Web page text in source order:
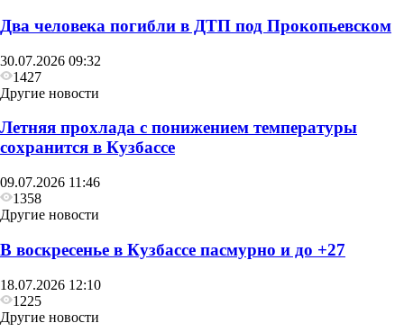
Два человека погибли в ДТП под Прокопьевском
30.07.2026 09:32
1427
Другие новости
Летняя прохлада с понижением температуры
сохранится в Кузбассе
09.07.2026 11:46
1358
Другие новости
В воскресенье в Кузбассе пасмурно и до +27
18.07.2026 12:10
1225
Другие новости